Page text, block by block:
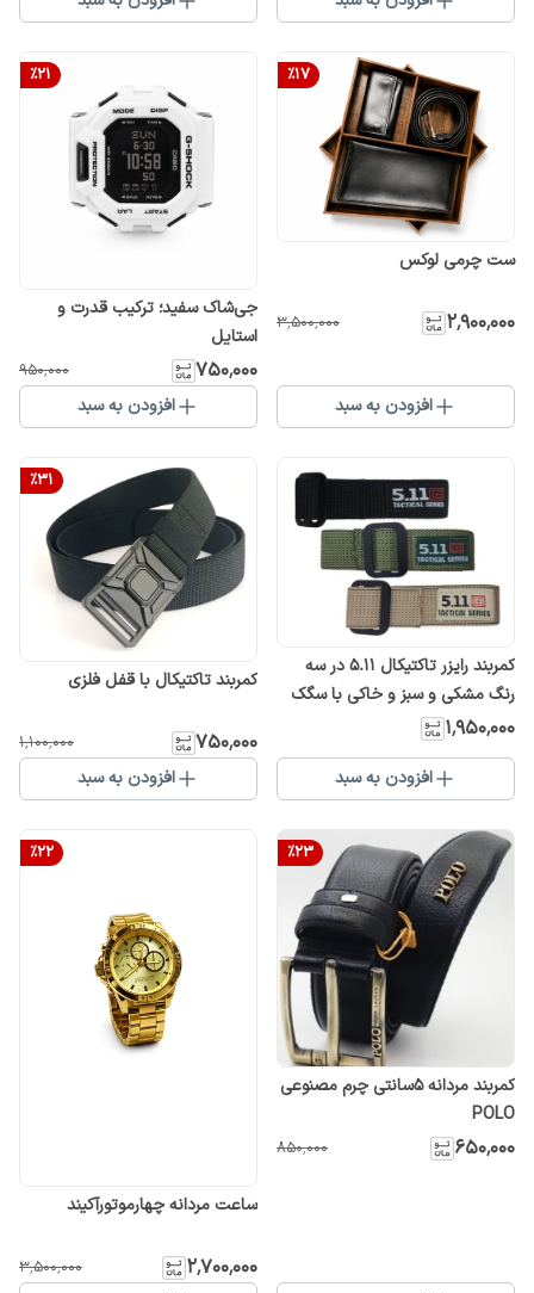
%17
ست چرمی لوکس
۲٬۹۰۰٬۰۰۰ ۳٬۵۰۰٬۰۰۰
افزودن به سبد
%21
جی‌شاک سفید؛ ترکیب قدرت و
استایل
۷۵۰٬۰۰۰ ۹۵۰٬۰۰۰
افزودن به سبد
کمربند رایزر تاکتیکال 5.11 در سه
رنگ مشکی و سبز و خاکی با سگک
فلزی
۱٬۹۵۰٬۰۰۰
افزودن به سبد
%31
کمربند تاکتیکال با قفل فلزی
۷۵۰٬۰۰۰ ۱٬۱۰۰٬۰۰۰
افزودن به سبد
%23
کمربند مردانه 5سانتی چرم مصنوعی
POLO
۶۵۰٬۰۰۰ ۸۵۰٬۰۰۰
%22
ساعت مردانه چهارموتورآکیند
۲٬۷۰۰٬۰۰۰ ۳٬۵۰۰٬۰۰۰